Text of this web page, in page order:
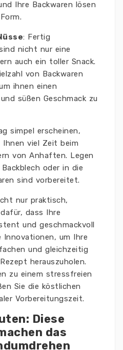
Ihre Backwaren lösen
: Fertig
nicht nur eine
auch ein toller Snack.
von Backwaren
ihnen einen
süßen Geschmack zu
simpel erscheinen,
Ihnen viel Zeit beim
von Anhaften. Legen
oder in die
sind vorbereitet.
nur praktisch,
dass Ihre
und geschmackvoll
Innovationen, um Ihre
und gleichzeitig
herauszuholen.
zu einem stressfreien
Sie die köstlichen
Vorbereitungszeit.
Diese
das